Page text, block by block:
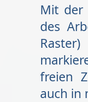
Mit der
des
freien
auch in